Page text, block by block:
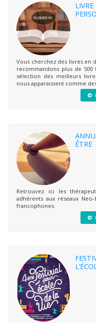
Vous cherchez des livres en
recommandons plus de 500
sélection des meilleurs
nous apparaissent comme
ÊTRE
Retrouvez ici les
adhérents aux réseaux
francophones.